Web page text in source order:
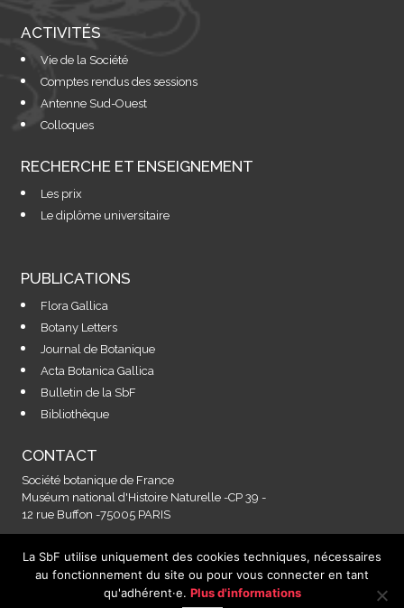
ACTIVITÉS
Vie de la Société
Comptes rendus des sessions
Antenne Sud-Ouest
Colloques
RECHERCHE ET ENSEIGNEMENT
Les prix
Le diplôme universitaire
PUBLICATIONS
Flora Gallica
Botany Letters
Journal de Botanique
Acta Botanica Gallica
Bulletin de la SbF
Bibliothèque
CONTACT
Société botanique de France
Muséum national d'Histoire Naturelle -CP 39 -
12 rue Buffon -75005 PARIS
Contactez-nous à l'adresse :
secretariat@societebotaniquedefrance.fr
La SbF utilise uniquement des cookies techniques, nécessaires
au fonctionnement du site ou pour vous connecter en tant
qu'adhérent·e. Plus d'informations